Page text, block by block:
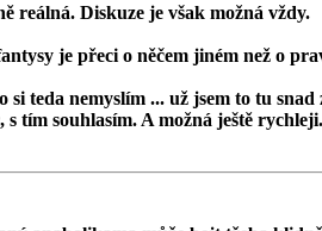
reálná. Diskuze je však možná vždy.
je přeci o něčem jiném než o
teda nemyslím ... už jsem to tu
tím souhlasím. A možná ještě